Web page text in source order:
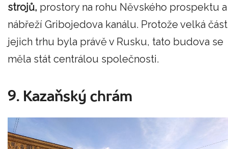
strojů, prostory na rohu Něvského prospektu a
nábřeží Gribojedova kanálu. Protože velká část
jejich trhu byla právě v Rusku, tato budova se
měla stát centrálou společnosti.
9. Kazaňský chrám